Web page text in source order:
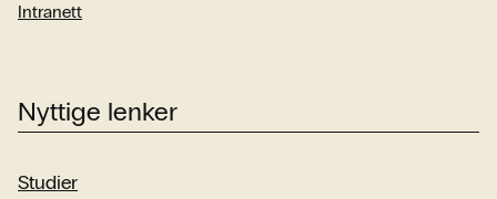
Intranett
Nyttige lenker
Studier